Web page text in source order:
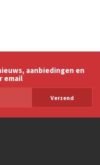
aanbiedingen en
email
Verzend